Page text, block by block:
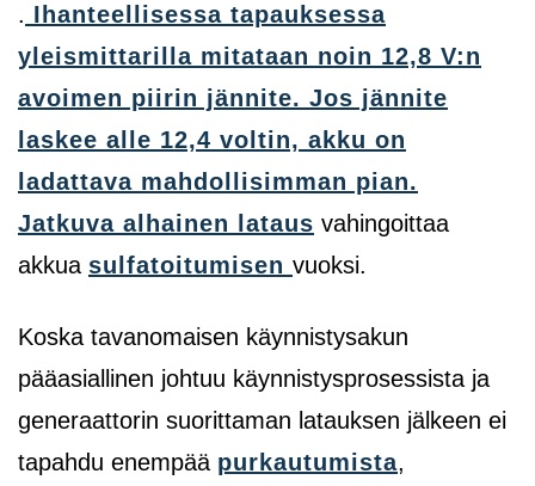
. Ihanteellisessa tapauksessa
yleismittarilla mitataan noin 12,8 V:n
avoimen piirin jännite. Jos jännite
laskee alle 12,4 voltin, akku on
ladattava mahdollisimman pian.
Jatkuva alhainen lataus vahingoittaa
akkua sulfatoitumisen vuoksi.
Koska tavanomaisen käynnistysakun
pääasiallinen johtuu käynnistysprosessista ja
generaattorin suorittaman latauksen jälkeen ei
tapahdu enempää purkautumista,